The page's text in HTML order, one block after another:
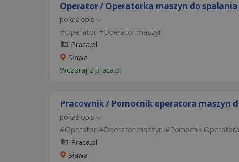
Operator / Operatorka maszyn do
pokaż opis
Operator
Operator maszyn
Praca.pl
Sława
Wczoraj z praca.pl
Pracownik / Pomocnik operatora maszyn
pokaż opis
Operator Operator maszyn Pomocnik
Praca.pl
Sława